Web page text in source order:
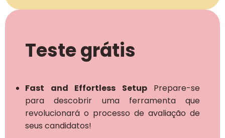
Teste grátis
Fast and Effortless SetupPrepare-se
para descobrir uma ferramenta que
revolucionará o processo de avaliação de
seus candidatos!